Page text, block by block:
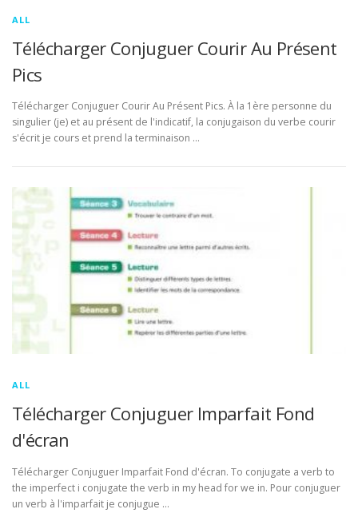
ALL
Télécharger Conjuguer Courir Au Présent
Pics
Télécharger Conjuguer Courir Au Présent Pics. À la 1ère personne du
singulier (je) et au présent de l'indicatif, la conjugaison du verbe courir
s'écrit je cours et prend la terminaison …
ALL
Télécharger Conjuguer Imparfait Fond
d'écran
Télécharger Conjuguer Imparfait Fond d'écran. To conjugate a verb to
the imperfect i conjugate the verb in my head for we in. Pour conjuguer
un verb à l'imparfait je conjugue …